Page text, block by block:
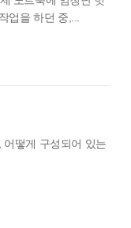
을 하던 중,...
어떻게 구성되어 있는